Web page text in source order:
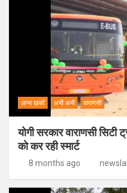
अन्य ख़बरें अभी अभी वाराणसी
योगी सरकार वाराणसी सिटी
को कर रही स्मार्ट
8 months ago